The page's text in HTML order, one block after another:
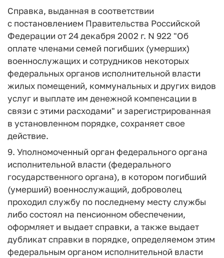
Справка, выданная в соответствии
с постановлением Правительства Российской
Федерации от 24 декабря 2002 г. N 922 "Об
оплате членами семей погибших (умерших)
военнослужащих и сотрудников некоторых
федеральных органов исполнительной власти
жилых помещений, коммунальных и других видов
услуг и выплате им денежной компенсации в
связи с этими расходами" и зарегистрированная
в установленном порядке, сохраняет свое
действие.
9. Уполномоченный орган федерального органа
исполнительной власти (федерального
государственного органа), в котором погибший
(умерший) военнослужащий, доброволец
проходил службу по последнему месту службы
либо состоял на пенсионном обеспечении,
оформляет и выдает справки, а также выдает
дубликат справки в порядке, определяемом этим
федеральным органом исполнительной власти